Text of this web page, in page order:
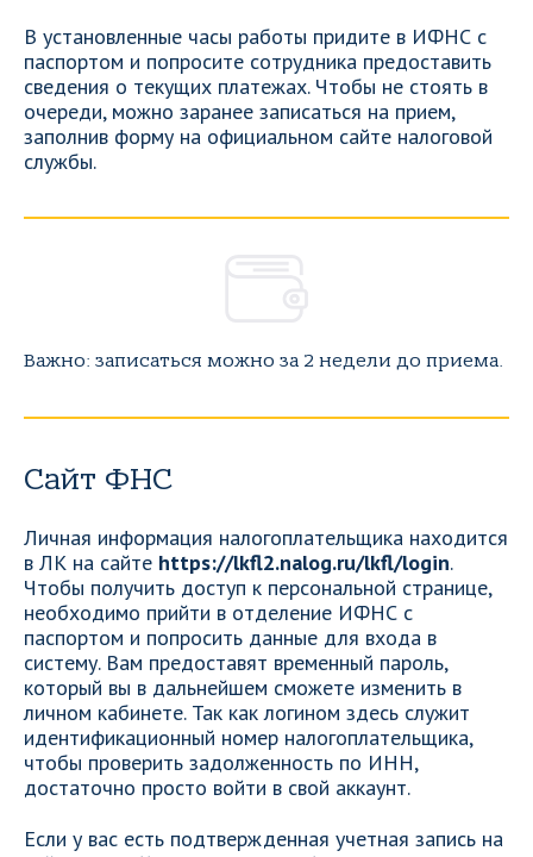
В установленные часы работы придите в ИФНС с
паспортом и попросите сотрудника предоставить
сведения о текущих платежах. Чтобы не стоять в
очереди, можно заранее записаться на прием,
заполнив форму на официальном сайте налоговой
службы.
Важно: записаться можно за 2 недели до приема.
Сайт ФНС
Личная информация налогоплательщика находится
в ЛК на сайте https://lkfl2.nalog.ru/lkfl/login.
Чтобы получить доступ к персональной странице,
необходимо прийти в отделение ИФНС с
паспортом и попросить данные для входа в
систему. Вам предоставят временный пароль,
который вы в дальнейшем сможете изменить в
личном кабинете. Так как логином здесь служит
идентификационный номер налогоплательщика,
чтобы проверить задолженность по ИНН,
достаточно просто войти в свой аккаунт.
Если у вас есть подтвержденная учетная запись на